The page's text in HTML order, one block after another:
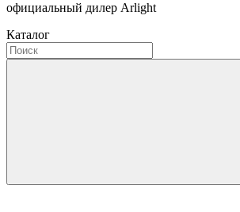
официальный дилер Arlight
Каталог